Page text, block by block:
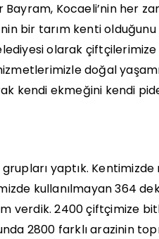
Kocaeli’nin her
bir tarım kenti olduğunu
olarak
doğal
kendi ekmeğini kendi
yaptık. Kentimizde
kullanılmayan 364
verdik. 2400 çiftçimize
2800 farklı arazinin